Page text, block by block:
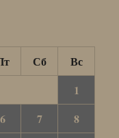
Сб
Вс
1
6 7
8